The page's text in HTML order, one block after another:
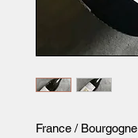
France / Bourgogne